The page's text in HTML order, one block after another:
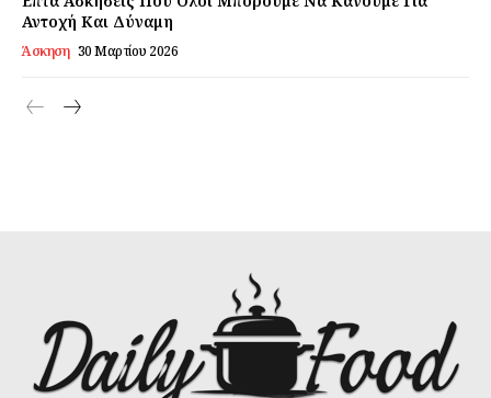
Αντοχή Και Δύναμη
Άσκηση 30 Μαρτίου 2026